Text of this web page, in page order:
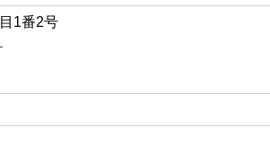
1番2号